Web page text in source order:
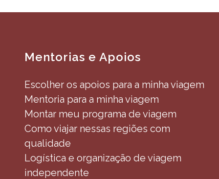
Mentorias e Apoios
Escolher os apoios para a minha viagem
Mentoria para a minha viagem
Montar meu programa de viagem
Como viajar nessas regiões com
qualidade
Logística e organização de viagem
independente